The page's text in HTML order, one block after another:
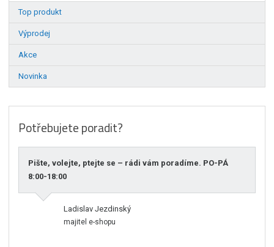
Top produkt
Výprodej
Akce
Novinka
Potřebujete poradit?
Pište, volejte, ptejte se – rádi vám poradíme. PO-PÁ
8:00-18:00
Ladislav Jezdinský
majitel e-shopu